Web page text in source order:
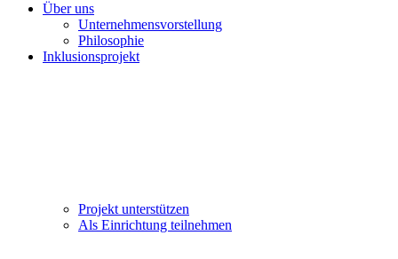
Über uns
Unternehmensvorstellung
Philosophie
Inklusionsprojekt
Projekt unterstützen
Als Einrichtung teilnehmen